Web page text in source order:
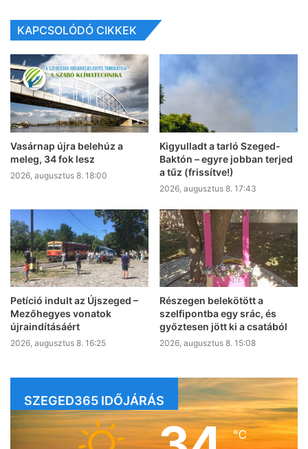
KAPCSOLÓDÓ CIKKEK
Vasárnap újra belehúz a
meleg, 34 fok lesz
2026, augusztus 8. 18:00
Kigyulladt a tarló Szeged-
Baktón – egyre jobban terjed
a tűz (frissítve!)
2026, augusztus 8. 17:43
Petíció indult az Újszeged –
Mezőhegyes vonatok
újraindításáért
2026, augusztus 8. 16:25
Részegen belekötött a
szelfipontba egy srác, és
győztesen jött ki a csatából
2026, augusztus 8. 15:08
SZEGED365 IDŐJÁRÁS
℃